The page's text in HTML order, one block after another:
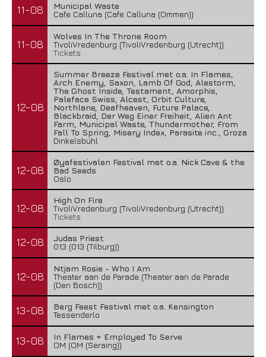
11-08
Municipal Waste
Cafe Calluna (Cafe Calluna (Ommen))
11-08
Wolves In The Throne Room
TivoliVredenburg (TivoliVredenburg (Utrecht))
Tickets
12-08
Summer Breeze Festival met o.a. In Flames,
Arch Enemy, Saxon, Lamb Of God, Alestorm,
The Ghost Inside, Testament, Amorphis,
Paleface Swiss, Alcest, Orbit Culture,
Northlane, Deafheaven, Future Palace,
Blackbraid, Der Weg Einer Freiheit, Alien Ant
Farm, Municipal Waste, Thundermother, From
Fall To Spring, Misery Index, Parasite inc., Groza
Dinkelsbühl
12-08
Øyafestivalen Festival met o.a. Nick Cave & the
Bad Seeds
Oslo
12-08
High On Fire
TivoliVredenburg (TivoliVredenburg (Utrecht))
Tickets
12-08
Judas Priest
013 (013 (Tilburg))
12-08
Ntjam Rosie - Who I Am
Theater aan de Parade (Theater aan de Parade
(Den Bosch))
13-08
Berg Feest Festival met o.a. Kensington
Tessenderlo
13-08
In Flames + Employed To Serve
OM (OM (Seraing))